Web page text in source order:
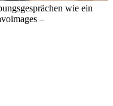
wie ein
–